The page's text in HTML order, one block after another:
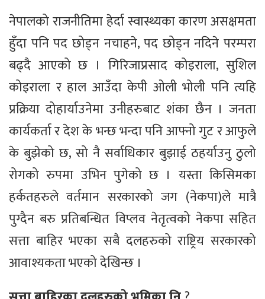
नेपालको राजनीतिमा हेर्दा स्वास्थ्यका कारण असक्षमता
हुँदा पनि पद छोड्न नचाहने, पद छोड्न नदिने परम्परा
बढ्दै आएको छ । गिरिजाप्रसाद कोइराला, सुशिल
कोइराला र हाल आउँदा केपी ओली भोली पनि त्यहि
प्रक्रिया दोहार्याउनेमा उनीहरुबाट शंका छैन । जनता
कार्यकर्ता र देश के भन्छ भन्दा पनि आफ्नो गुट र आफुले
के बुझेको छ, सो नै सर्वाधिकार बुझाई ठहर्याउनु ठुलो
रोगको रुपमा उभिन पुगेको छ । यस्ता किसिमका
हर्कतहरुले वर्तमान सरकारको जग (नेकपा)ले मात्रै
पुग्दैन बरु प्रतिबन्धित विप्लव नेतृत्वको नेकपा सहित
सत्ता बाहिर भएका सबै दलहरुको राष्ट्रिय सरकारको
आवाश्यकता भएको देखिन्छ ।